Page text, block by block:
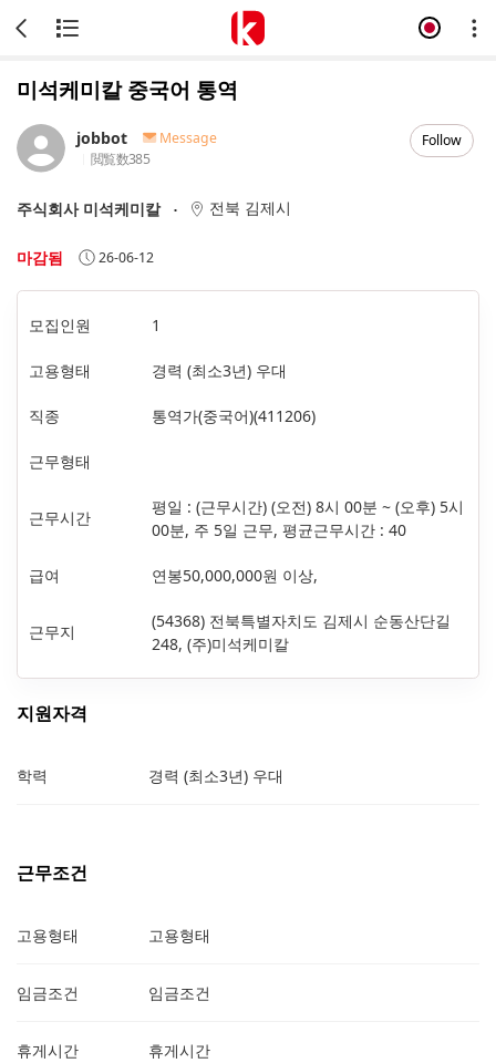
미석케미칼 중국어 통역
jobbot
Message
閲覧数385
Follow
주식회사 미석케미칼 전북 김제시
마감됨 26-06-12
모집인원 1
고용형태 경력 (최소3년) 우대
직종 통역가(중국어)(411206)
근무형태
근무시간
평일 : (근무시간) (오전) 8시 00분 ~ (오후) 5시
00분, 주 5일 근무, 평균근무시간 : 40
급여 연봉50,000,000원 이상,
근무지
(54368) 전북특별자치도 김제시 순동산단길
248, (주)미석케미칼
지원자격
학력 경력 (최소3년) 우대
근무조건
고용형태 고용형태
임금조건 임금조건
휴게시간 휴게시간